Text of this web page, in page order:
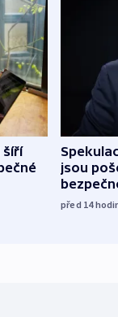
šíří
jsou
před 14